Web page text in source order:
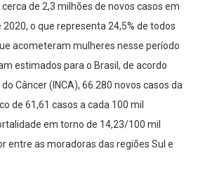
de 2,3 milhões de novos casos em
o que representa 24,5% de todos
acometeram mulheres nesse período
estimados para o Brasil, de acordo
Câncer (INCA), 66.280 novos casos da
de 61,61 casos a cada 100 mil
em torno de 14,23/100 mil
entre as moradoras das regiões Sul e